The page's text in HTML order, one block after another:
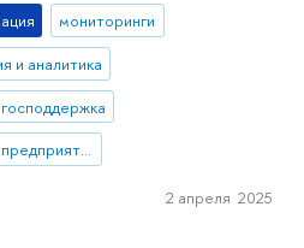
мониторинги
и аналитика
господдержка
инновационная активность предприятий
2 апреля 2025